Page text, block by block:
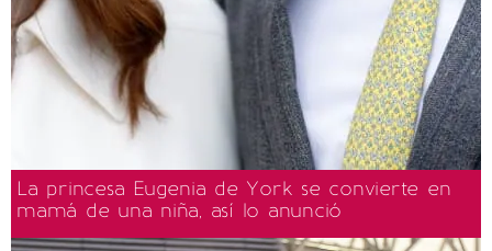
La princesa Eugenia de York se convierte en
mamá de una niña, así lo anunció